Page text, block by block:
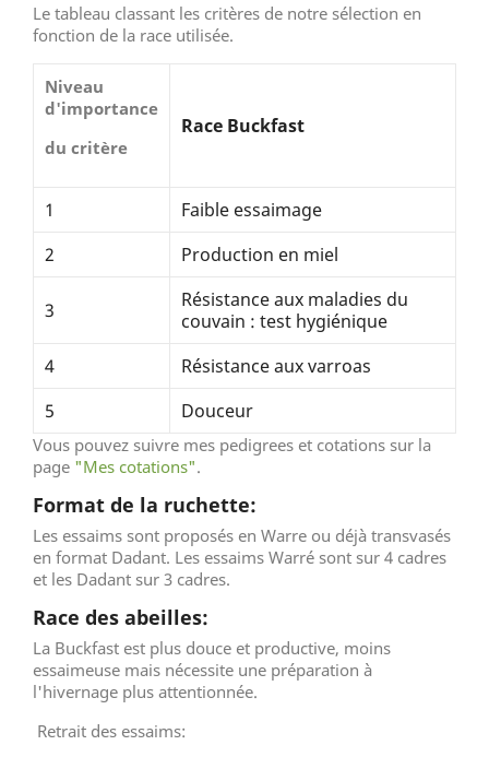
Le tableau classant les critères de notre sélection en
fonction de la race utilisée.
Niveau
d'importance
du critère
Race Buckfast
1
Faible essaimage
2
Production en miel
3
Résistance aux maladies du
couvain : test hygiénique
4
Résistance aux varroas
5
Douceur
Vous pouvez suivre mes pedigrees et cotations sur la
page "Mes cotations".
Format de la ruchette:
Les essaims sont proposés en Warre ou déjà transvasés
en format Dadant. Les essaims Warré sont sur 4 cadres
et les Dadant sur 3 cadres.
Race des abeilles:
La Buckfast est plus douce et productive, moins
essaimeuse mais nécessite une préparation à
l'hivernage plus attentionnée.
Retrait des essaims: